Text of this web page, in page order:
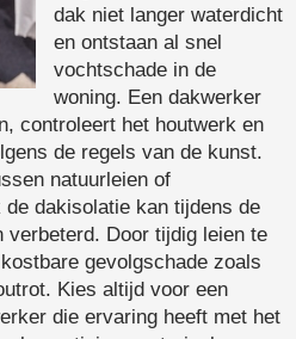
dak niet langer waterdicht
en ontstaan al snel
vochtschade in de
woning. Een dakwerker
controleert het houtwerk en
de regels van de kunst.
natuurleien of
dakisolatie kan tijdens de
verbeterd. Door tijdig leien te
gevolgschade zoals
Kies altijd voor een
die ervaring heeft met het